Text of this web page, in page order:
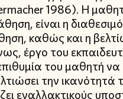
1986). Η
είναι η
καθώς και η
έργο του
του μαθητή
την ικανότητά
εναλλακτικούς